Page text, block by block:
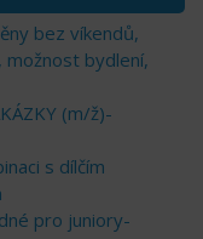
bez víkendů,
možnost bydlení,
(m/ž)-
s dílčím
pro juniory-